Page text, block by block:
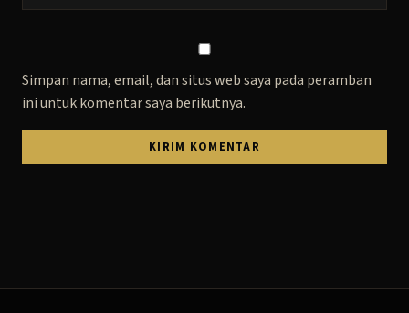
Simpan nama, email, dan situs web saya pada peramban
ini untuk komentar saya berikutnya.